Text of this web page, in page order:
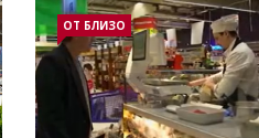
ОТ БЛИЗО